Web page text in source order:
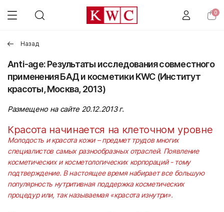
0
Назад
Anti-age: Результаты исследования совместного
применения БАД и косметики KWC (Институт
красоты, Москва, 2013)
Размещено на сайте 20.12.2013 г.
Красота начинается на клеточном уровне
Молодость и красота кожи – предмет трудов многих
специалистов самых разнообразных отраслей. Появление
косметических и косметологических корпораций - тому
подтверждение. В настоящее время набирает все большую
популярность нутритивная поддержка косметических
процедур или, так называемая «красота изнутри».